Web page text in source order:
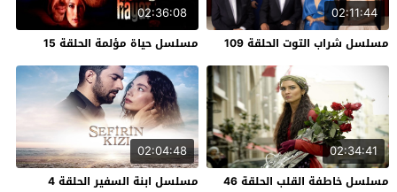
02:11:44
مسلسل شراب التوت الحلقة 109
02:36:08
مسلسل حياة مؤلمة الحلقة 15
02:34:41
مسلسل خاطفة القلب الحلقة 46
02:04:48
مسلسل ابنة السفير الحلقة 4